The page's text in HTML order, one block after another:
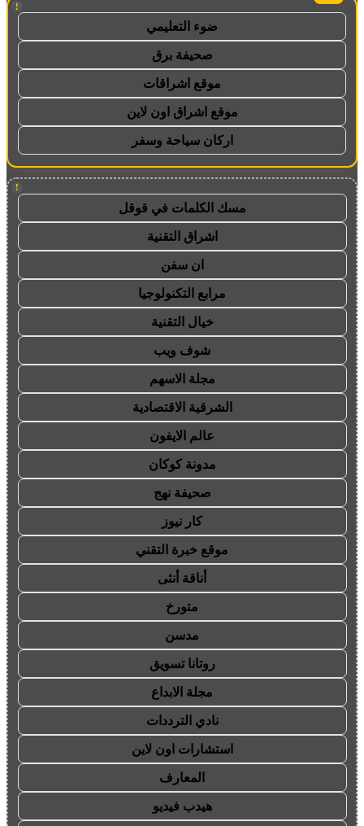
!
ضوء التعليمي
صحيفة برق
موقع اشراقات
موقع اشراق اون لاين
اركان سياحة وسفر
!
مسك الكلمات في قوقل
اشراق التقنية
ان سفن
مرابع التكنولوجيا
خيال التقنية
شوف ويب
مجلة الاسهم
الشرقية الاقتصادية
عالم الايفون
مدونة كوكان
صحيفة نهج
كار نيوز
موقع خبرة التقني
أناقة أنثى
متورخ
مدسن
روتانا تسويق
مجلة الابداع
نادي الترددات
استشارات اون لاين
المعارف
هيدب فيديو